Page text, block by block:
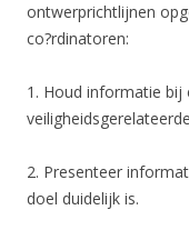
ontwerprichtlijnen
co?rdinatoren:
1. Houd informatie bij
2. Presenteer
doel duidelijk is.